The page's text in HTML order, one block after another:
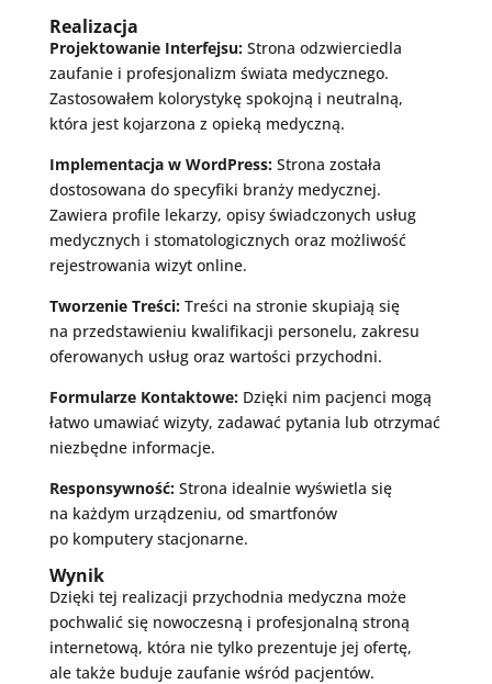
Realizacja
Projektowanie Interfejsu:Strona odzwierciedla
zaufanie i profesjonalizm świata medycznego.
Zastosowałem kolorystykę spokojną i neutralną,
która jest kojarzona z opieką medyczną.
Implementacja w WordPress:Strona została
dostosowana do specyfiki branży medycznej.
Zawiera profile lekarzy, opisy świadczonych usług
medycznych i stomatologicznych oraz możliwość
rejestrowania wizyt online.
Tworzenie Treści:Treści na stronie skupiają się
na przedstawieniu kwalifikacji personelu, zakresu
oferowanych usług oraz wartości przychodni.
Formularze Kontaktowe:Dzięki nim pacjenci mogą
łatwo umawiać wizyty, zadawać pytania lub otrzymać
niezbędne informacje.
Responsywność:Strona idealnie wyświetla się
na każdym urządzeniu, od smartfonów
po komputery stacjonarne.
Wynik
Dzięki tej realizacji przychodnia medyczna może
pochwalić się nowoczesną i profesjonalną stroną
internetową, która nie tylko prezentuje jej ofertę,
ale także buduje zaufanie wśród pacjentów.